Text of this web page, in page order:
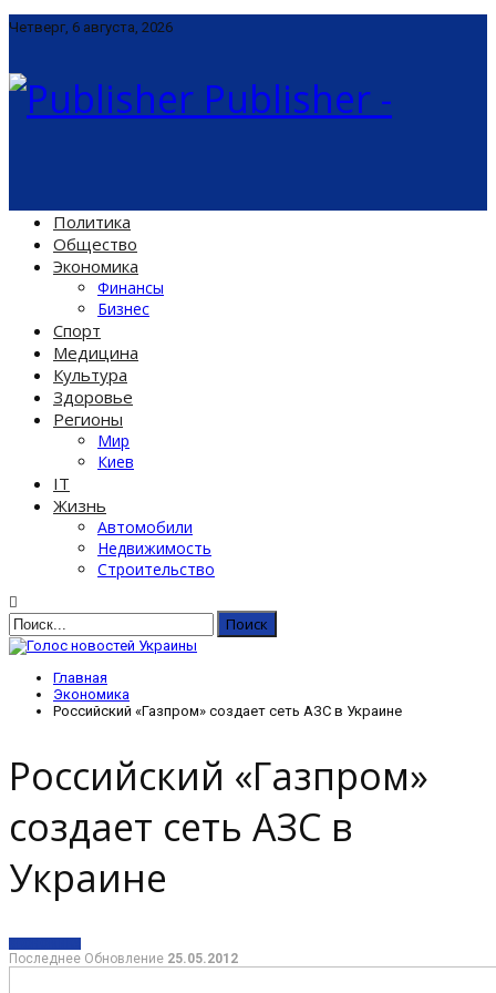
Четверг, 6 августа, 2026
Publisher -
Политика
Общество
Экономика
Финансы
Бизнес
Спорт
Медицина
Культура
Здоровье
Регионы
Мир
Киев
IT
Жизнь
Автомобили
Недвижимость
Строительство
Главная
Экономика
Российский «Газпром» создает сеть АЗС в Украине
Российский «Газпром»
создает сеть АЗС в
Украине
Последнее Обновление 25.05.2012